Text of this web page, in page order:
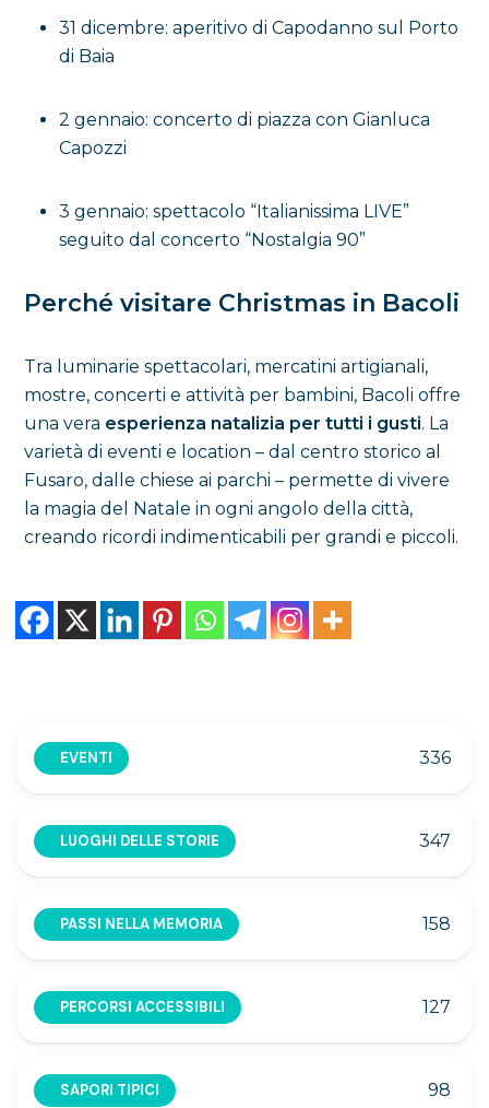
31 dicembre: aperitivo di Capodanno sul Porto
di Baia
2 gennaio: concerto di piazza con Gianluca
Capozzi
3 gennaio: spettacolo “Italianissima LIVE”
seguito dal concerto “Nostalgia 90”
Perché visitare Christmas in Bacoli
Tra luminarie spettacolari, mercatini artigianali,
mostre, concerti e attività per bambini, Bacoli offre
una vera esperienza natalizia per tutti i gusti. La
varietà di eventi e location – dal centro storico al
Fusaro, dalle chiese ai parchi – permette di vivere
la magia del Natale in ogni angolo della città,
creando ricordi indimenticabili per grandi e piccoli.
EVENTI 336
LUOGHI DELLE STORIE 347
PASSI NELLA MEMORIA 158
PERCORSI ACCESSIBILI 127
SAPORI TIPICI 98